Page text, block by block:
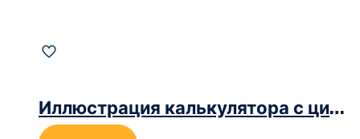
Иллюстрация калькулятора с цифрами 0-1-2-3